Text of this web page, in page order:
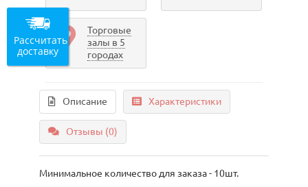
Торговые
залы в 5
городах
Описание Характеристики
Отзывы (0)
Минимальное количество для заказа - 10шт.
Рассчитать
доставку